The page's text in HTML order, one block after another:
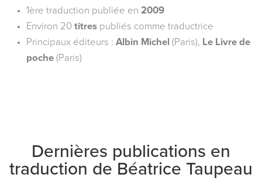
1ère traduction publiée en 2009
Environ 20 titres publiés comme traductrice
Principaux éditeurs : Albin Michel (Paris), Le Livre de
poche (Paris)
Dernières publications en
traduction de Béatrice Taupeau